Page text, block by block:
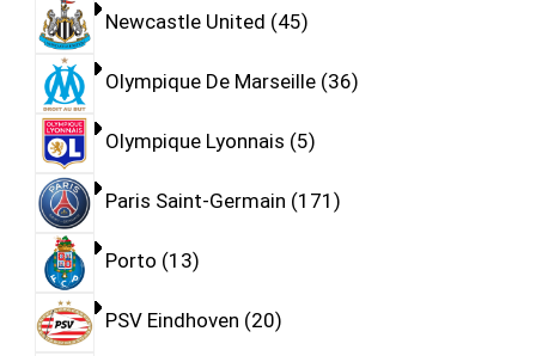
Newcastle United 45
Olympique De Marseille 36
Olympique Lyonnais 5
Paris Saint-Germain 171
Porto 13
PSV Eindhoven 20